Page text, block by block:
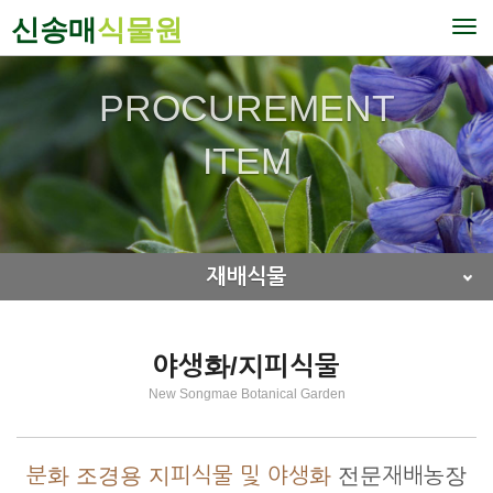
신송매 식물원
PROCUREMENT
ITEM
재배식물
야생화/지피식물
New Songmae Botanical Garden
분화 조경용 지피식물 및 야생화 전문재배농장